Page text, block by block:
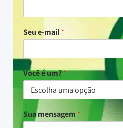
Seu e-mail*
Você é um?*
Sua mensagem *